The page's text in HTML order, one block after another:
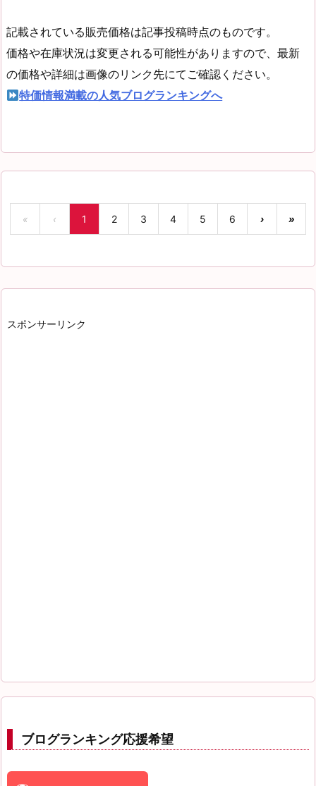
記載されている販売価格は記事投稿時点のものです。
価格や在庫状況は変更される可能性がありますので、最新
の価格や詳細は画像のリンク先にてご確認ください。
特価情報満載の人気ブログランキングへ
« ‹ 1 2 3 4 5 6 › »
スポンサーリンク
ブログランキング応援希望